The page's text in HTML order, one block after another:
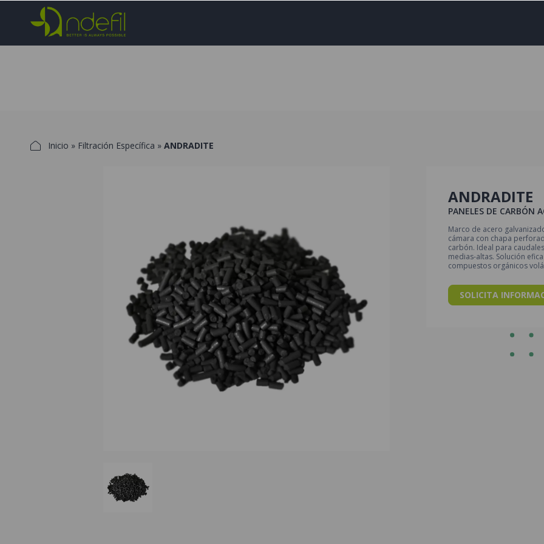
Inicio » Filtración Específica » ANDRADITE
ANDRADITE
PANELES DE CARBÓN
Marco de acero
cámara con chapa
carbón. Ideal para
medias-altas. Solución
compuestos orgánicos
SOLICITA